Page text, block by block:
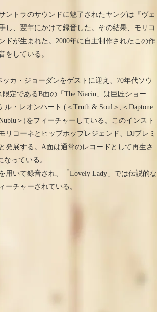
ントラのサウンドに魅了されたヤングは『ヴェ
し、翌年にかけて録音した。その結果、モリコ
ドが生まれた。2000年に自主制作されたこの作
をしている。
カ・ジョーダンをゲストに迎え、70年代ソウ
定であるB面の「The Niacin」は巨匠ショー
・レオンハート (＜Truth & Soul＞,＜Daptone
＞)をフィーチャーしている。このインスト
コーネとヒップホップレジェンド、DJプレミ
発展する。A面は通常のレコードとして再生さ
っている。
用いて録音され、「Lovely Lady」では伝説的な
ーチャーされている。